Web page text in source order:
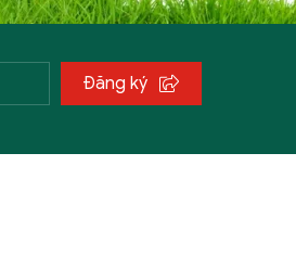
Đăng ký